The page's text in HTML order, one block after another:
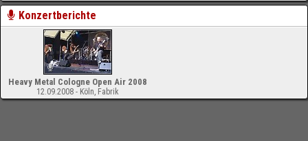
Konzertberichte
Heavy Metal Cologne Open Air 2008
12.09.2008 - Köln, Fabrik